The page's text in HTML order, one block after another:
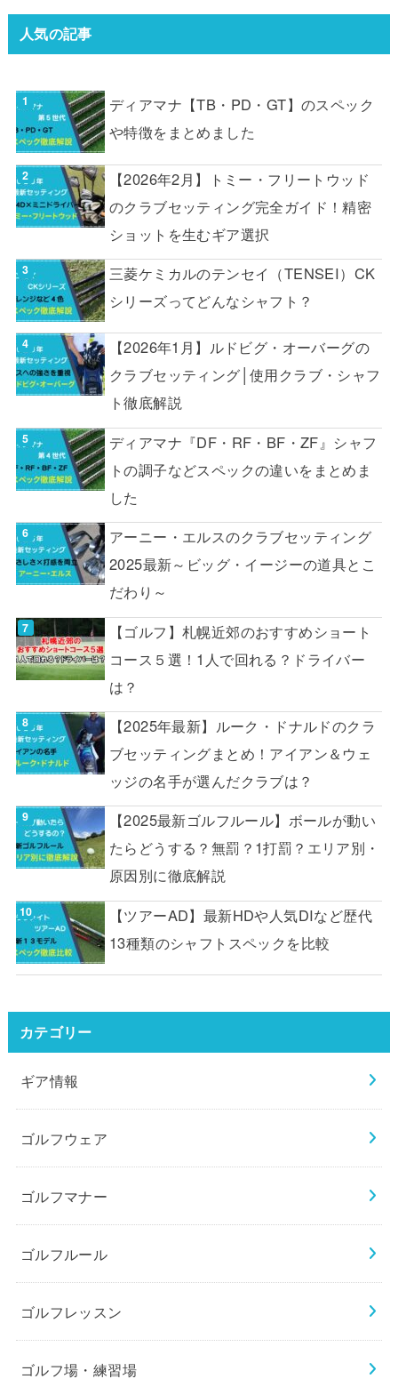
人気の記事
ディアマナ【TB・PD・GT】のスペック
や特徴をまとめました
【2026年2月】トミー・フリートウッド
のクラブセッティング完全ガイド！精密
ショットを生むギア選択
三菱ケミカルのテンセイ（TENSEI）CK
シリーズってどんなシャフト？
【2026年1月】ルドビグ・オーバーグの
クラブセッティング│使用クラブ・シャフ
ト徹底解説
ディアマナ『DF・RF・BF・ZF』シャフ
トの調子などスペックの違いをまとめま
した
アーニー・エルスのクラブセッティング
2025最新～ビッグ・イージーの道具とこ
だわり～
【ゴルフ】札幌近郊のおすすめショート
コース５選！1人で回れる？ドライバー
は？
【2025年最新】ルーク・ドナルドのクラ
ブセッティングまとめ！アイアン＆ウェ
ッジの名手が選んだクラブは？
【2025最新ゴルフルール】ボールが動い
たらどうする？無罰？1打罰？エリア別・
原因別に徹底解説
【ツアーAD】最新HDや人気DIなど歴代
13種類のシャフトスペックを比較
カテゴリー
ギア情報
ゴルフウェア
ゴルフマナー
ゴルフルール
ゴルフレッスン
ゴルフ場・練習場